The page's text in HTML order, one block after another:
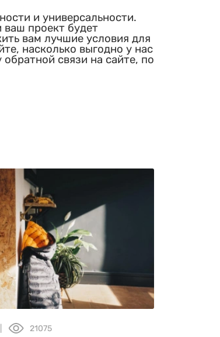
и универсальности.
проект будет
вам лучшие условия для
насколько выгодно у нас
связи на сайте, по
21075